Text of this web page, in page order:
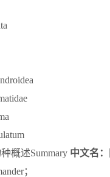
概述Summary 中文名：
；